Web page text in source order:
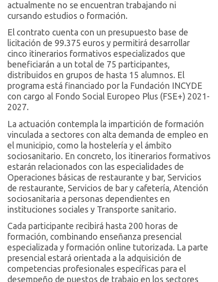
actualmente no se encuentran trabajando ni
cursando estudios o formación.
El contrato cuenta con un presupuesto base de
licitación de 99.375 euros y permitirá desarrollar
cinco itinerarios formativos especializados que
beneficiarán a un total de 75 participantes,
distribuidos en grupos de hasta 15 alumnos. El
programa está financiado por la Fundación INCYDE
con cargo al Fondo Social Europeo Plus (FSE+) 2021-
2027.
La actuación contempla la impartición de formación
vinculada a sectores con alta demanda de empleo en
el municipio, como la hostelería y el ámbito
sociosanitario. En concreto, los itinerarios formativos
estarán relacionados con las especialidades de
Operaciones básicas de restaurante y bar, Servicios
de restaurante, Servicios de bar y cafetería, Atención
sociosanitaria a personas dependientes en
instituciones sociales y Transporte sanitario.
Cada participante recibirá hasta 200 horas de
formación, combinando enseñanza presencial
especializada y formación online tutorizada. La parte
presencial estará orientada a la adquisición de
competencias profesionales específicas para el
desempeño de puestos de trabajo en los sectores